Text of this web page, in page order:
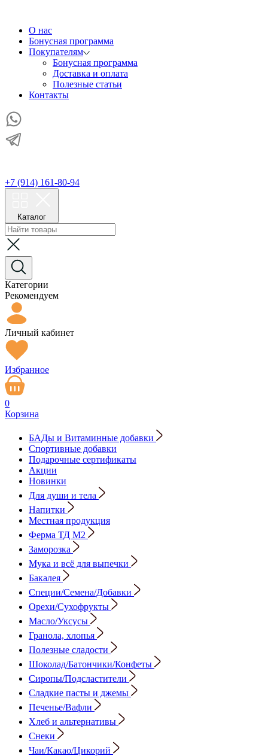
О нас
Бонусная программа
Покупателям
Бонусная программа
Доставка и оплата
Полезные статьи
Контакты
+7 (914) 161-80-94
Каталог
Категории
Рекомендуем
Личный кабинет
Избранное
0
Корзина
БАДы и Витаминные добавки
Спортивные добавки
Подарочные сертификаты
Акции
Новинки
Для души и тела
Напитки
Местная продукция
Ферма ТД М2
Заморозка
Мука и всё для выпечки
Бакалея
Специи/Семена/Добавки
Орехи/Сухофрукты
Масло/Уксусы
Гранола, хлопья
Полезные сладости
Шоколад/Батончики/Конфеты
Сиропы/Подсластители
Сладкие пасты и джемы
Печенье/Вафли
Хлеб и альтернативы
Снеки
Чаи/Какао/Цикорий